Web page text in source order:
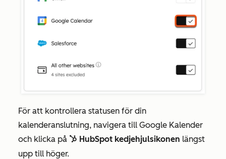
För att kontrollera statusen för din
kalenderanslutning, navigera till Google Kalender
och klicka på sprocket HubSpot kedjehjulsikonen längst
upp till höger.